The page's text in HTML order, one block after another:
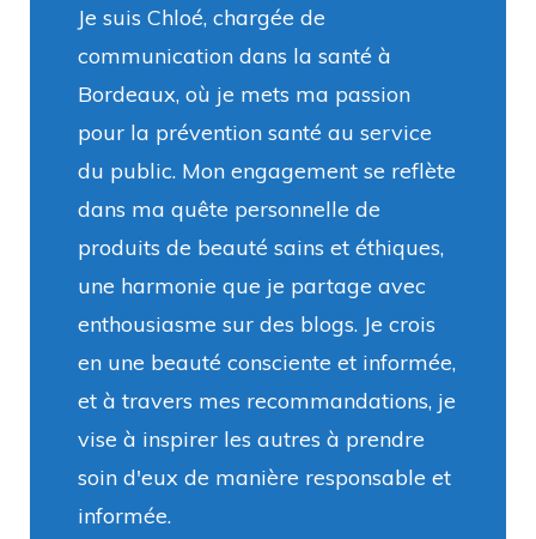
Je suis Chloé, chargée de
communication dans la santé à
Bordeaux, où je mets ma passion
pour la prévention santé au service
du public. Mon engagement se reflète
dans ma quête personnelle de
produits de beauté sains et éthiques,
une harmonie que je partage avec
enthousiasme sur des blogs. Je crois
en une beauté consciente et informée,
et à travers mes recommandations, je
vise à inspirer les autres à prendre
soin d'eux de manière responsable et
informée.